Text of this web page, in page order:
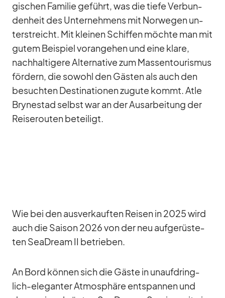
gi­schen Fa­mi­lie ge­führt, was die tiefe Ver­bun­
den­heit des Un­ter­neh­mens mit Nor­we­gen un­
ter­streicht. Mit klei­nen Schif­fen möchte man mit
gu­tem Bei­spiel vor­an­ge­hen und eine klare,
nach­hal­ti­gere Al­ter­na­tive zum Mas­sen­tou­ris­mus
för­dern, die so­wohl den Gäs­ten als auch den
be­such­ten De­sti­na­tio­nen zu­gute kommt. Atle
Bry­ne­stad selbst war an der Aus­ar­bei­tung der
Rei­se­rou­ten be­tei­ligt.
Wie bei den aus­ver­kauf­ten Rei­sen in 2025 wird
auch die Sai­son 2026 von der neu auf­ge­rüs­te­
ten SeaD­ream II be­trie­ben.
An Bord kön­nen sich die Gäste in un­auf­dring­
lich-ele­gan­ter At­mo­sphäre ent­span­nen und